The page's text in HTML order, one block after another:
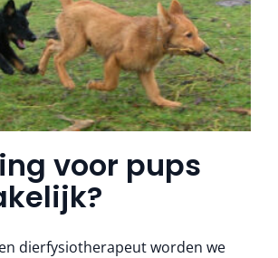
voor pups
dierfysiotherapeut worden we